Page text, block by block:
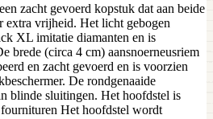
zacht gevoerd kopstuk dat aan beide
extra vrijheid. Het licht gebogen
XL imitatie diamanten en is
brede (circa 4 cm) aansnoerneusriem
en zacht gevoerd en is voorzien
De rondgenaaide
blinde sluitingen. Het hoofdstel is
Het hoofdstel wordt